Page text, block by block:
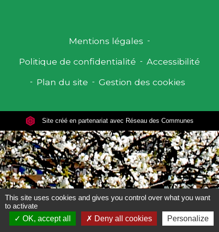
Mentions légales -
Politique de confidentialité - Accessibilité
- Plan du site - Gestion des cookies
Site créé en partenariat avec Réseau des Communes
This site uses cookies and gives you control over what you want
to activate
OK, accept all
Deny all cookies Personalize